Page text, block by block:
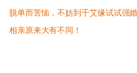
脱单而苦恼，不妨到千艾缘试试强
相亲原来大有不同！